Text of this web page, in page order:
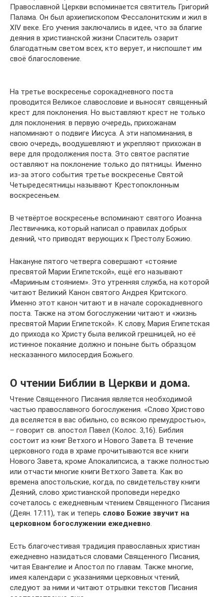
Православной Церкви вспоминается святитель Григорий
Палама. Он был архиепископом Фессалонитским и жил в
XIV веке. Его учения заключались в идее, что за благие
деяния в христианской жизни Спаситель озарит
благодатным светом всех, кто верует, и ниспошлет им
своё благословение.
На третье воскресенье сорокадневного поста
проводится Великое славословие и выносят священный
крест для поклонения. Но выставляют крест не только
для поклонения: в первую очередь, прихожанам
напоминают о подвиге Иисуса. А эти напоминания, в
свою очередь, воодушевляют и укрепляют прихожан в
вере для продолжения поста. Это святое распятие
оставляют на поклонение только до пятницы. Именно
из-за этого события третье воскресенье Святой
Четыредесятницы называют Крестопоклонным
воскресеньем.
В четвёртое воскресенье вспоминают святого Иоанна
Лествичника, который написал о правилах добрых
деяний, что приводят верующих к Престолу Божию.
Накануне пятого четверга совершают «стояние
пресвятой Марии Египетской», ещё его называют
«Марииным стоянием». Это утренняя служба, на которой
читают Великий Канон святого Андрея Критского.
Именно этот канон читают и в начале сорокадневного
поста. Также на этом богослужении читают и «жизнь
пресвятой Марии Египетской». К слову, Мария Египетская
до прихода ко Христу была великой грешницей, но её
истинное покаяние должно и поныне быть образцом
несказанного милосердия Божьего.
О чтении Библии в Церкви и дома.
Чтение Священного Писания является необходимой
частью православного богослужения. «Слово Христово
да вселяется в вас обильно, со всякою премудростью»,
– говорит св. апостол Павел (Колос. 3,16). Библия
состоит из книг Ветхого и Нового Завета. В течение
церковного года в храме прочитываются все книги
Нового Завета, кроме Апокалипсиса, а также полностью
или отчасти многие книги Ветхого Завета. Как во
времена апостольские, когда, по свидетельству книги
Деяний, слово христианской проповеди нередко
сочеталось с ежедневным чтением Священного Писания
(Деян. 17:11), так и теперь слово Божие звучит на
церковном богослужении ежедневно.
Есть благочестивая традиция православных христиан
ежедневно назидаться словами Священного Писания,
читая Евангелие и Апостол по главам. Также многие,
имея календари с указаниями церковных чтений,
следуют за ними и читают отрывки текстов Писания